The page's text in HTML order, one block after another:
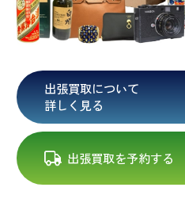
出張買取について
詳しく見る
出張買取を予約する